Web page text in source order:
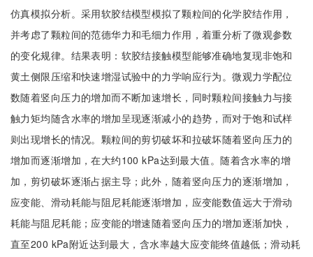
仿真模拟分析。采用软胶结模型模拟了颗粒间的化学胶结作用，
并考虑了颗粒间的范德华力和毛细力作用，着重分析了微观参数
的变化规律。结果表明：软胶结接触模型能够准确地复现非饱和
黄土侧限压缩和快速增湿试验中的力学响应行为。微观力学配位
数随着竖向压力的增加而不断加速增长，同时颗粒间接触力与接
触力矩均随含水率的增加呈现逐渐减小的趋势，而对于饱和试样
则出现增长的情况。颗粒间的剪切破坏和拉破坏随着竖向压力的
增加而逐渐增加，在大约100 kPa达到最大值。随着含水率的增
加，剪切破坏逐渐占据主导；此外，随着竖向压力的逐渐增加，
应变能、滑动耗能与阻尼耗能逐渐增加，应变能数值远大于滑动
耗能与阻尼耗能；应变能的增速随着竖向压力的增加逐渐加快，
直至200 kPa附近达到最大，含水率越大应变能终值越低；滑动耗